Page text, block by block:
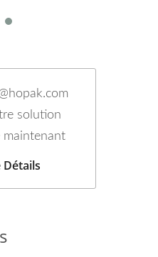
solution
maintenant
Détails